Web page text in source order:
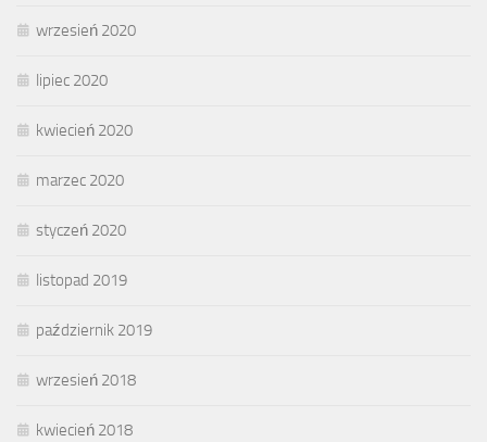
wrzesień 2020
lipiec 2020
kwiecień 2020
marzec 2020
styczeń 2020
listopad 2019
październik 2019
wrzesień 2018
kwiecień 2018